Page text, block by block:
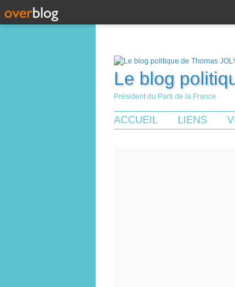
Le blog
Président du Parti de la France
ACCUEIL LIENS